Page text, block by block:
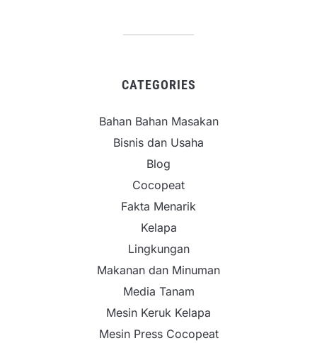
CATEGORIES
Bahan Bahan Masakan
Bisnis dan Usaha
Blog
Cocopeat
Fakta Menarik
Kelapa
Lingkungan
Makanan dan Minuman
Media Tanam
Mesin Keruk Kelapa
Mesin Press Cocopeat